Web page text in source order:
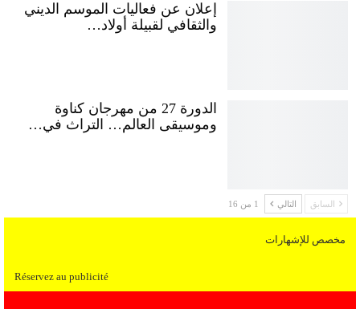
إعلان عن فعاليات الموسم الديني
والثقافي لقبيلة أولاد…
الدورة 27 من مهرجان كناوة
وموسيقى العالم… التراث في…
السابق التالي 1 من 16
مخصص للإشهارات
Réservez au publicité